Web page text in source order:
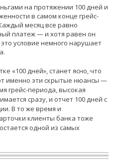
на протяжении 100 дней и
в самом конце грейс-
месяц все равно
платеж — и хотя равен он
условие немного нарушает
«100 дней», станет ясно, что
именно эти скрытые нюансы —
грейс-периода, высокая
сразу, и отчет 100 дней с
В то же время и
клиенты банка тоже
одной из самых